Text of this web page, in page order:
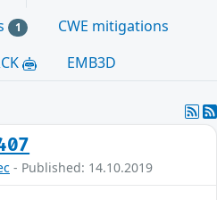
1
CWE mitigations
EMB3D
- Published: 14.10.2019